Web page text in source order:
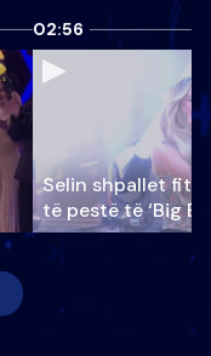
02:56
Selin shpallet
të pestë të ‘Big